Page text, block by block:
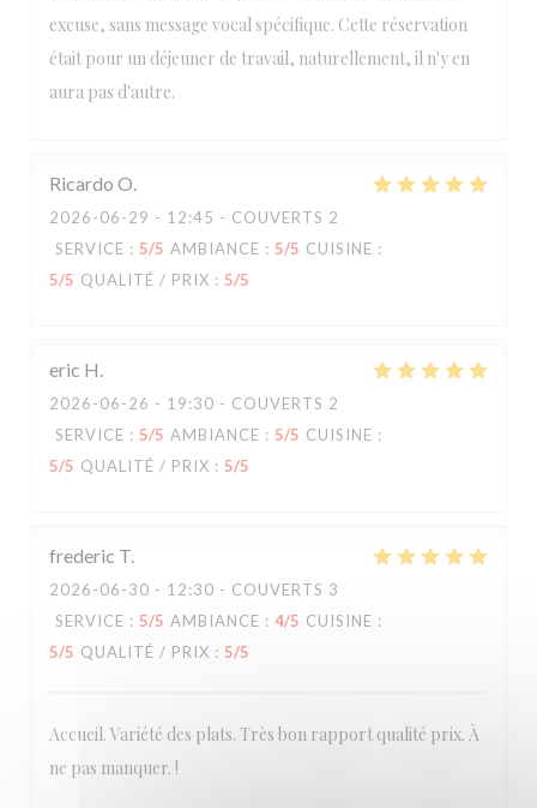
excuse, sans message vocal spécifique. Cette réservation
était pour un déjeuner de travail, naturellement, il n'y en
aura pas d'autre.
Ricardo O
2026-06-29 - 12:45 - COUVERTS 2
SERVICE : 5/5 AMBIANCE : 5/5 CUISINE :
5/5 QUALITÉ / PRIX : 5/5
eric H
2026-06-26 - 19:30 - COUVERTS 2
SERVICE : 5/5 AMBIANCE : 5/5 CUISINE :
5/5 QUALITÉ / PRIX : 5/5
frederic T
2026-06-30 - 12:30 - COUVERTS 3
SERVICE : 5/5 AMBIANCE : 4/5 CUISINE :
5/5 QUALITÉ / PRIX : 5/5
Accueil. Variété des plats. Très bon rapport qualité prix. À
ne pas manquer. !